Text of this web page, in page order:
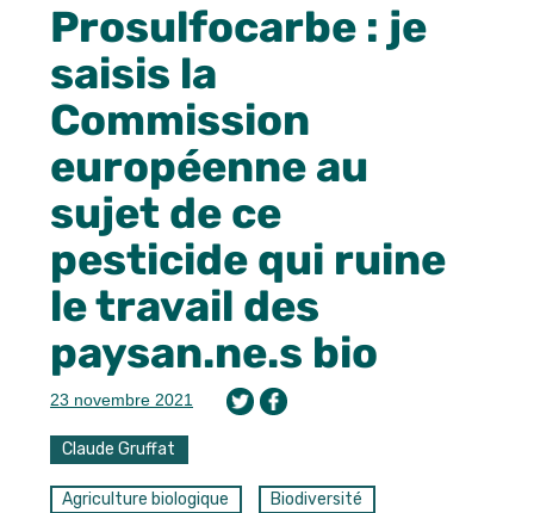
Prosulfocarbe : je
saisis la
Commission
européenne au
sujet de ce
pesticide qui ruine
le travail des
paysan.ne.s bio
23 novembre 2021
Claude Gruffat
Agriculture biologique Biodiversité